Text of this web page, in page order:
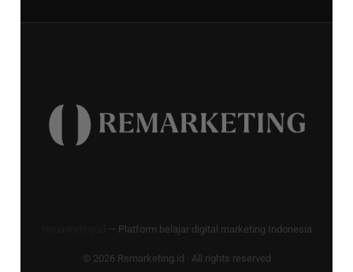
— Platform belajar digital marketing Indonesia
© 2026 Remarketing.id · All rights reserved